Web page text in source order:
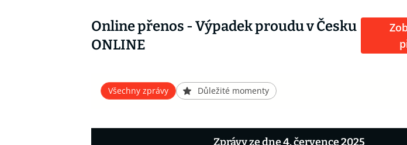
Online přenos - Výpadek proudu v Česku
ONLINE
Všechny zprávy Důležité momenty
Zprávy ze dne 4. července 2025